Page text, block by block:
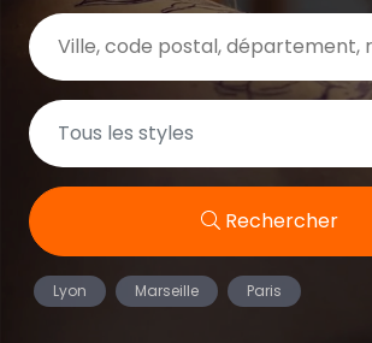
Rechercher
Lyon Marseille Paris